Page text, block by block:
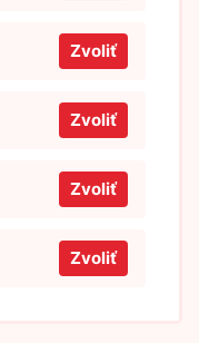
Zvoliť
Zvoliť
Zvoliť
Zvoliť